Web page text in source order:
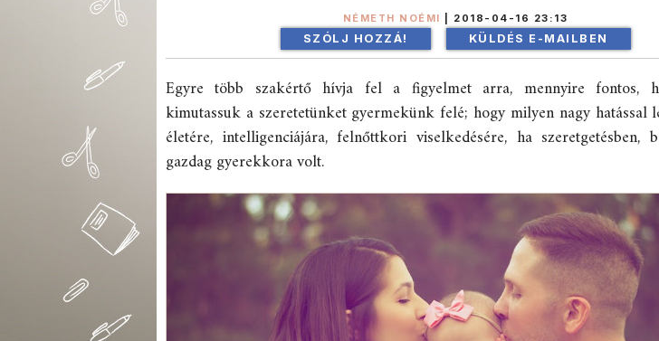
NÉMETH NOÉMI 2018-04-16 23:13
SZÓLJ HOZZÁ! KÜLDÉS E-MAILBEN
Egyre több szakértő hívja fel a figyelmet arra, mennyire fontos,
kimutassuk a szeretetünket gyermekünk felé; hogy milyen nagy hatással
életére, intelligenciájára, felnőttkori viselkedésére, ha szeretgetésben,
gazdag gyerekkora volt.